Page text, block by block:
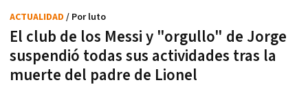
El club de los Messi y "orgullo" de Jorge
suspendió todas sus actividades tras la
muerte del padre de Lionel
ACTUALIDAD / Por luto